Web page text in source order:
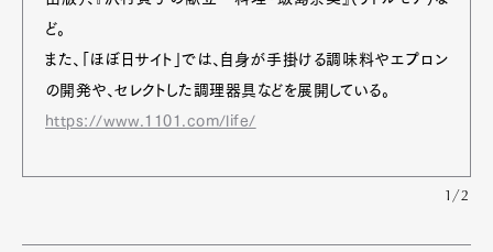
ど。
また、「ほぼ日サイト」では、自身が手掛ける調味料やエプロン
の開発や、セレクトした調理器具などを展開している。
https://www.1101.com/life/
1/2